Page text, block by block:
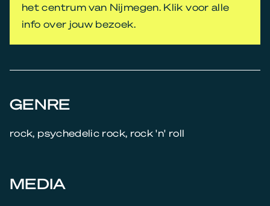
het centrum van Nijmegen. Klik voor alle
info over jouw bezoek.
GENRE
rock, psychedelic rock, rock 'n' roll
MEDIA